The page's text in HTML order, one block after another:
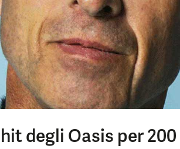
degli Oasis per 200